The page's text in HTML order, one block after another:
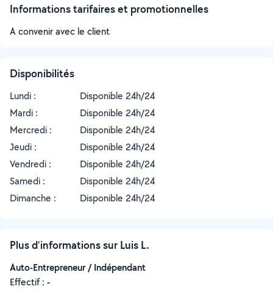
Informations tarifaires et promotionnelles
A convenir avec le client
Disponibilités
Lundi :
Disponible 24h/24
Mardi :
Disponible 24h/24
Mercredi :
Disponible 24h/24
Jeudi :
Disponible 24h/24
Vendredi :
Disponible 24h/24
Samedi :
Disponible 24h/24
Dimanche :
Disponible 24h/24
Plus d’informations sur Luis L.
Auto-Entrepreneur / Indépendant
Effectif : -